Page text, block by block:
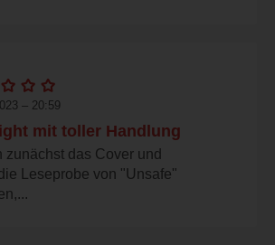
– 20:59
mit toller Handlung
zunächst das Cover und
Leseprobe von "Unsafe"